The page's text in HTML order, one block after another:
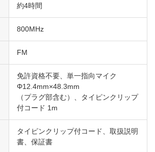
約4時間
800MHz
FM
免許資格不要、単一指向マイク
Φ12.4mm×48.3mm
（プラグ部含む）、タイピンクリップ
付コード 1m
タイピンクリップ付コード、取扱説明
書、保証書